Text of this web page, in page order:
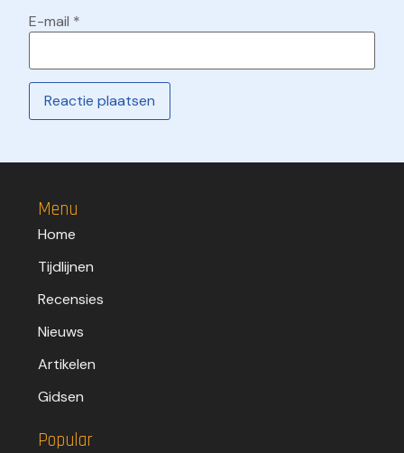
E-mail *
Menu
Home
Tijdlijnen
Recensies
Nieuws
Artikelen
Gidsen
Popular